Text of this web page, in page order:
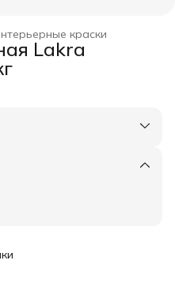
краски
Lakra